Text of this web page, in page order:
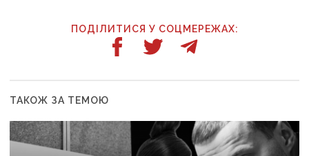
ПОДІЛИТИСЯ У СОЦМЕРЕЖАХ:
ТАКОЖ ЗА ТЕМОЮ